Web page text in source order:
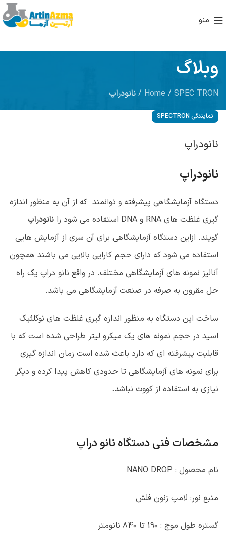
منو
وبلاگ
Home / SPEC TRON
/ نانودراپ
نمایندگی SPECTRON
نانودراپ
نانودراپ
دستگاه آزمایشگاهی پیشرفته و توانمند که از آن به منظور اندازه
گیری غلظت های RNA و DNA استفاده می شود را
نانودراپ
گویند. ازاین دستگاه آزمایشگاهی برای آن سری از آزمایش هایی
استفاده می شود که دارای حجم کارایی بالایی می باشند همچون
آنالیز نمونه های آزمایشگاهی مختلف. در واقع نانو دراپ یک راه
حل مقرون به صرفه در صنعت آزمایشگاهی می باشد.
ساخت این دستگاه به منظور اندازه گیری غلظت های نوکلئیک
اسید در حجم نمونه های یک میکرو لیتر طراحی شده است که با
قابلیت پیشرفته ای که دارد باعث شده است زمان اندازه گیری
برای نمونه های آزمایشگاهی تا حدودی کاهش پیدا کرده و دیگر
نیازی به استفاده از کووت نباشد.
مشخصات فنی دستگاه نانو دراپ
نام محصول : NANO DROP
منبع نور: لامپ زنون فلش
گستره طول موج : 190 تا 840 نانومتر